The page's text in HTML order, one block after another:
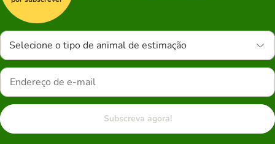
Selecione o tipo de animal de estimação
Subscreva agora!